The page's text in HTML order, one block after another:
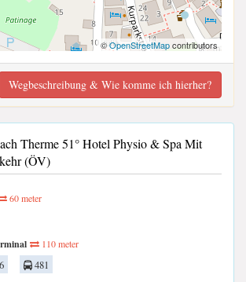
©OpenStreetMapcontributors
Wegbeschreibung & Wie komme ich hierher?
Therme 51° Hotel Physio & Spa Mit
(ÖV)
60 meter
110 meter
481